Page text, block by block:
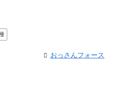
おっさんフォース